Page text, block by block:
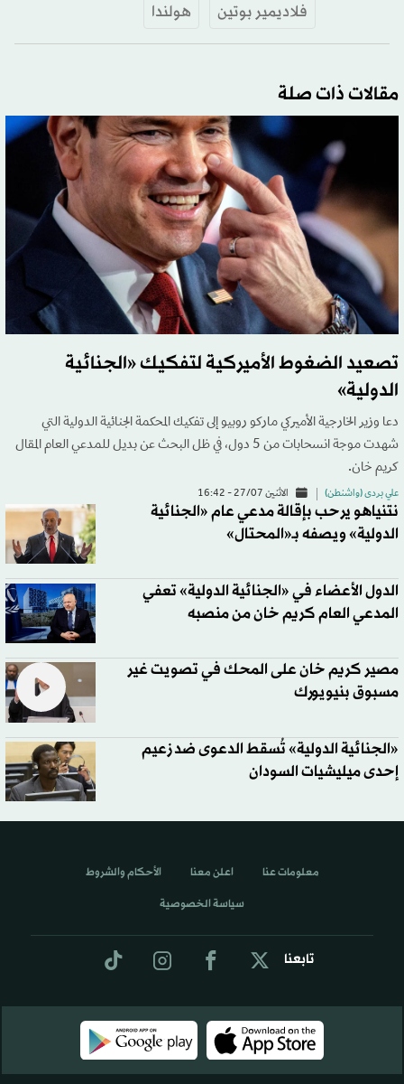
فلاديمير بوتين
هولندا
مقالات ذات صلة
تصعيد الضغوط الأميركية لتفكيك «الجنائية
الدولية»
دعا وزير الخارجية الأميركي ماركو روبيو إلى تفكيك المحكمة الجنائية الدولية التي
شهدت موجة انسحابات من 5 دول، في ظل البحث عن بديل للمدعي العام المقال
كريم خان.
علي بردى (واشنطن) الاثنين 27/07 - 16:42
نتنياهو يرحب بإقالة مدعي عام «الجنائية
الدولية» ويصفه بـ«المحتال»
الدول الأعضاء في «الجنائية الدولية» تعفي
المدعي العام كريم خان من منصبه
مصير كريم خان على المحك في تصويت غير
مسبوق بنيويورك
«الجنائية الدولية» تُسقط الدعوى ضد زعيم
إحدى ميليشيات السودان
تابعنا
معلومات عنا اعلن معنا الأحكام والشروط
سياسة الخصوصية